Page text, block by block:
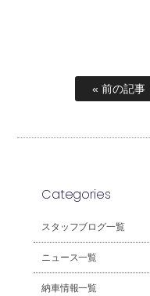
« 前の記事
Categories
スタッフブログ一覧
ニュース一覧
納車情報一覧